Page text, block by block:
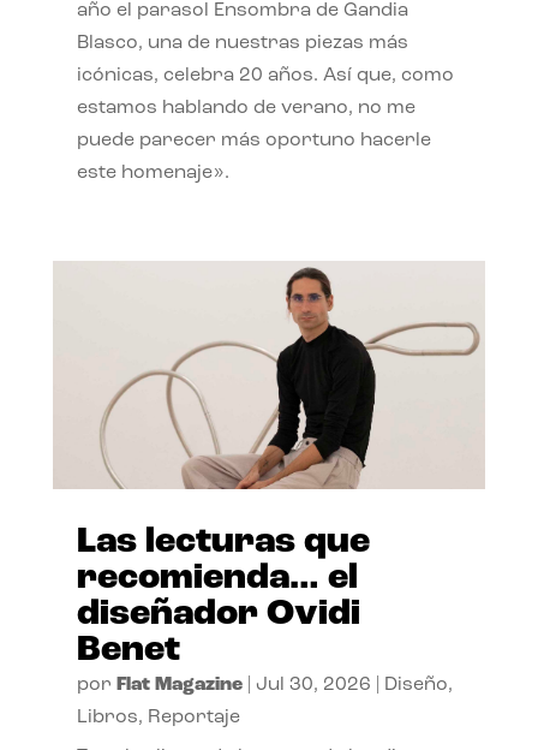
año el parasol Ensombra de Gandia
Blasco, una de nuestras piezas más
icónicas, celebra 20 años. Así que, como
estamos hablando de verano, no me
puede parecer más oportuno hacerle
este homenaje».
Las lecturas que
recomienda… el
diseñador Ovidi
Benet
por Flat Magazine| Jul 30, 2026 Diseño,
Libros, Reportaje